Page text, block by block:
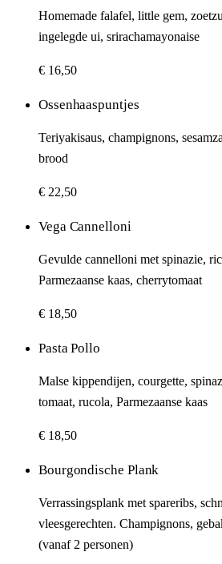
Homemade falafel, little gem,
ingelegde ui, srirachamayonaise
€ 16,50
Ossenhaaspuntjes
Teriyakisaus, champignons,
brood
€ 22,50
Vega Cannelloni
Gevulde cannelloni met spinazie,
Parmezaanse kaas, cherrytomaat
€ 18,50
Pasta Pollo
Malse kippendijen, courgette,
tomaat, rucola, Parmezaanse kaas
€ 18,50
Bourgondische Plank
Verrassingsplank met spareribs,
vleesgerechten. Champignons,
(vanaf 2 personen)